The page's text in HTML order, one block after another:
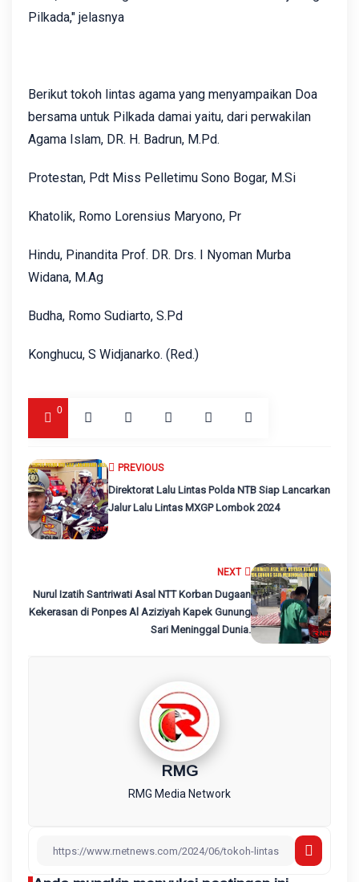
Pilkada," jelasnya
Berikut tokoh lintas agama yang menyampaikan Doa
bersama untuk Pilkada damai yaitu, dari perwakilan
Agama Islam, DR. H. Badrun, M.Pd.
Protestan, Pdt Miss Pelletimu Sono Bogar, M.Si
Khatolik, Romo Lorensius Maryono, Pr
Hindu, Pinandita Prof. DR. Drs. I Nyoman Murba
Widana, M.Ag
Budha, Romo Sudiarto, S.Pd
Konghucu, S Widjanarko. (Red.)
0
NEXT
Nurul Izatih Santriwati Asal NTT Korban Dugaan
Kekerasan di Ponpes Al Aziziyah Kapek Gunung
Sari Meninggal Dunia.
PREVIOUS
Direktorat Lalu Lintas Polda NTB Siap Lancarkan
Jalur Lalu Lintas MXGP Lombok 2024
RMG
RMG Media Network